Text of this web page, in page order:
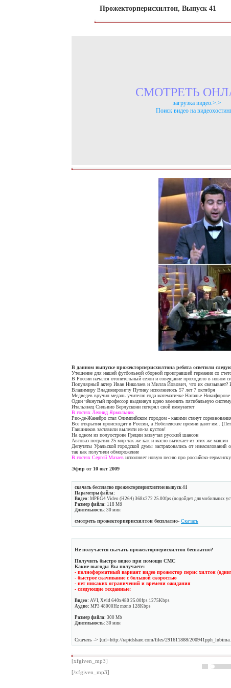
Прожекторперисхилтон, Выпуск 41
СМОТРЕТЬ
загрузка видео.>.>
Поиск видео на
В данном выпуске прожекторперисхилтона ребята осветили
Утешение для нашей футбольной сборной проигравшей германии со
В России начался отопительный сезон и совещание проходило в новом
Популярный актер Иван Николаев и Милла Йовович, что их связывает?
Владимиру Владимировичу Путину исполнилось 57 лет 7 октября
Медведев вручил медаль учителю года математичке Наталье Никифорове
Один чёкнутый профессор выдвинул идею заменить пятибальную
Итальянец Сильвио Берлускони потерял свой иммунитет
В гостях Леонид Ярмольник
Рио-де-Жанейро стал Олимпийском городом - какими станут
Все открытия происходят в России, а Нобелевские премии дают им..
Гаишников заставили вылезти из-за кустов!
На одном из полуострове Греции зазвучал русский шансон
Автоваз потратил 25 млр так же как и масло вытекает из этих же машин
Депутаты Уральской городской думы застраховались от
так как получили обморожение
В гостях Сергей Мазаев исполняет новую песню про российско-
Эфир от 10 окт 2009
скачать бесплатно прожекторперисхилтон выпуск 41
Параметры файла:
Видео: MPEG4 Video (H264) 368x272 25.00fps (подойдет для мобильных
Размер файла: 118 Мб
Длительность: 30 мин
смотреть прожекторперисхилтон бесплатно- Скачать
Не получается скачать прожекторперисхилтон бесплатно?
Получить быстро видео при помощи СМС
Какие выгоды Вы получаете:
- полноформатный вариант видео прожектор перис хилтон
- быстрое скачивание с большой скоростью
- нет никаких ограничений и времени ожидания
- следующие техданные:
Видео: AVI, Xvid 640x480 25.00fps 1275Kbps
Аудио: MP3 48000Hz mono 128Kbps
Размер файла: 300 Mb
Длительность: 30 мин
Скачать -> [url=http://rapidshare.com/files/291611888/
[xfgiven_mp3]
[/xfgiven_mp3]